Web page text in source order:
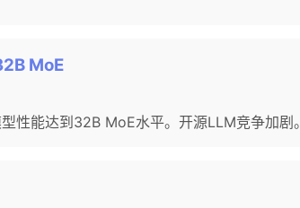
MoE
性能达到32B MoE水平。开源LLM竞争加剧。